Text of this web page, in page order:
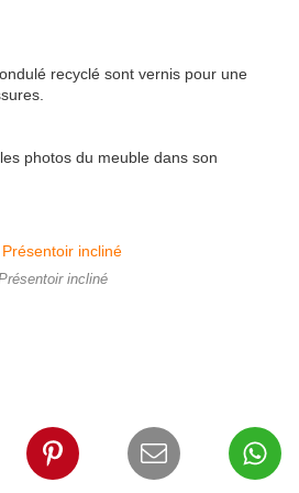
recyclé sont vernis pour une
photos du meuble dans son
incliné